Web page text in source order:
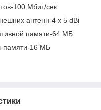
100 Мбит/сек
антенн-4 x 5 dBi
памяти-64 МБ
16 МБ